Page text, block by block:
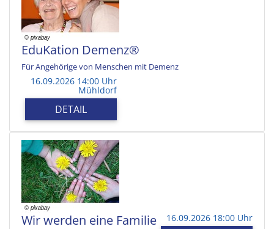
EduKation Demenz®
Für Angehörige von Menschen mit Demenz
16.09.2026 14:00 Uhr
Mühldorf
DETAIL
Wir werden eine Familie 16.09.2026 18:00 Uhr